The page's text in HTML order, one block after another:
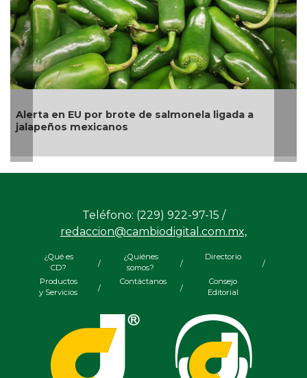
en EU por brote de salmonela ligada a
mexicanos
Teléfono: (229) 922-97-15 /
redaccion@cambiodigital.com.mx,
¿Qué es
CD?
/
¿Quiénes
somos?
/
Directorio
/
Productos
y Servicios
/
Contáctanos
/
Consejo
Editorial